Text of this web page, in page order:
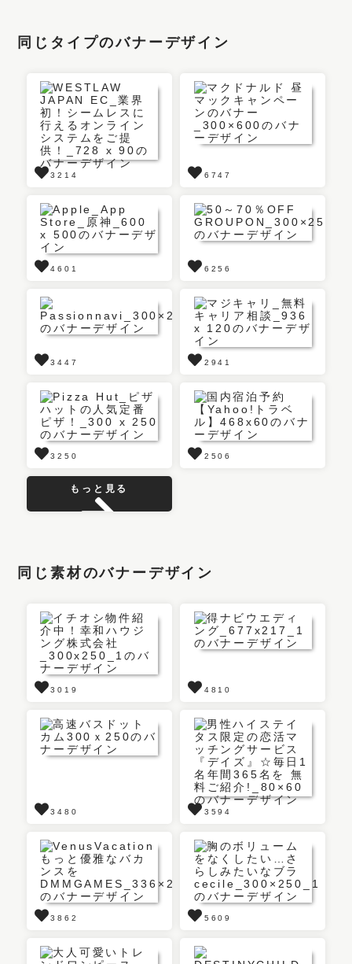
同じタイプのバナーデザイン
3214 6747
4601 6256
3447 2941
3250 2506
もっと見る
同じ素材のバナーデザイン
3019 4810
3480 3594
3862 5609